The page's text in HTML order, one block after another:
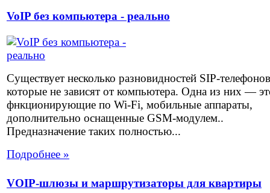
VoIP без компьютера - реально
Существует несколько разновидностей SIP-телефонов
которые не зависят от компьютера. Одна из них —
фнкционирующие по Wi-Fi, мобильные аппараты,
дополнительно оснащенные GSM-модулем..
Предназначение таких полностью...
Подробнее »
VOIP-шлюзы и маршрутизаторы для квартиры